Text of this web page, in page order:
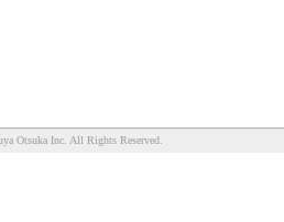
Otsuka Inc. All Rights Reserved.